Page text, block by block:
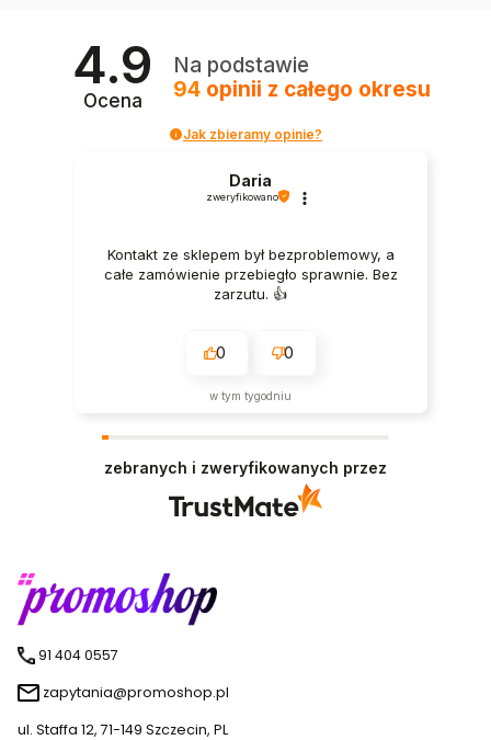
4.9
Ocena
Na podstawie
94 opinii z całego okresu
Jak zbieramy opinie?
Daria
zweryfikowano
Kontakt ze sklepem był bezproblemowy, a
całe zamówienie przebiegło sprawnie. Bez
zarzutu. 👍️
0 0
w tym tygodniu
zebranych i zweryfikowanych przez
91 404 0557
zapytania@promoshop.pl
ul. Staffa 12, 71-149 Szczecin, PL